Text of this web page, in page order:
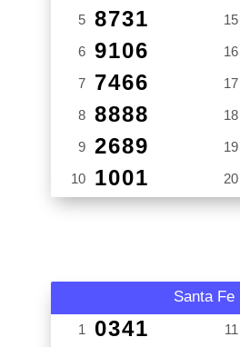
5 8731
6 9106
7 7466
8 8888
9 2689
10 1001
15
16
17
18
19
20
Santa Fe
1 0341 11